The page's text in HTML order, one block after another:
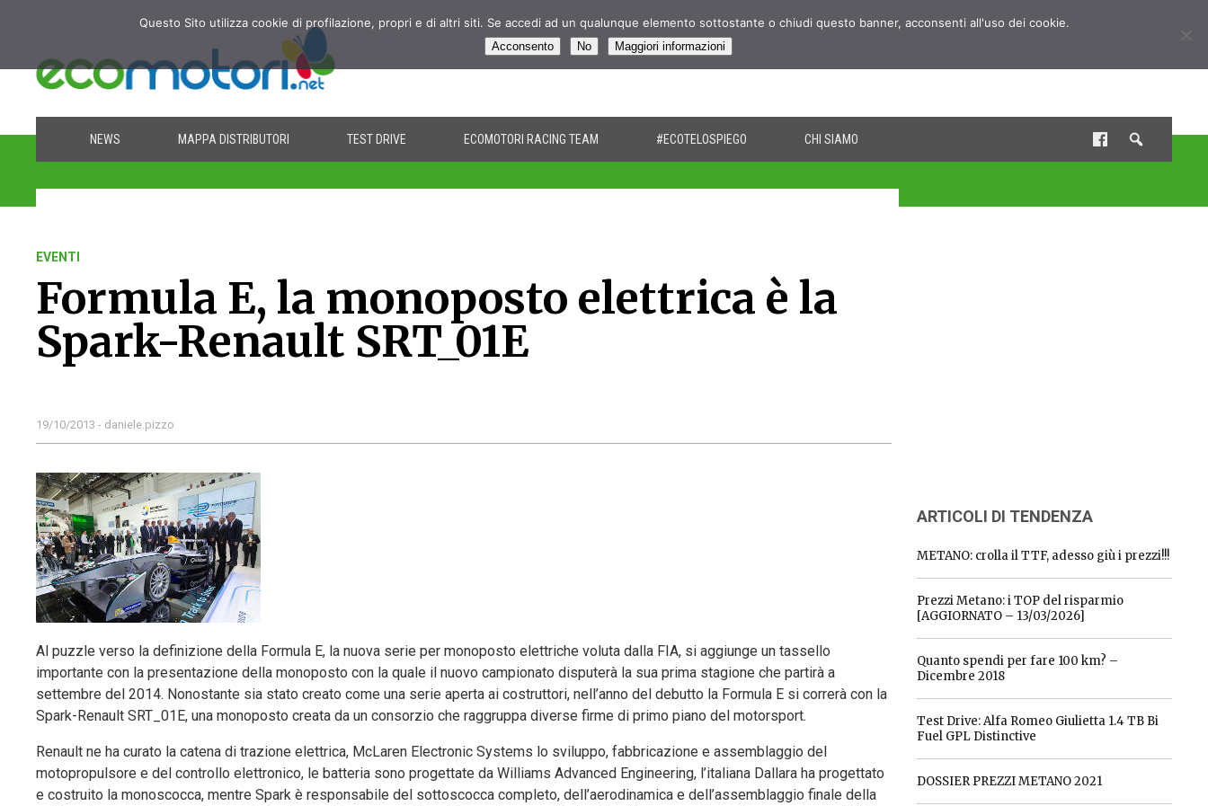
NEWS MAPPA DISTRIBUTORI TEST DRIVE ECOMOTORI RACING TEAM #ECOTELOSPIEGO CHI SIAMO
EVENTI
Formula E, la monoposto elettrica è la
Spark-Renault SRT_01E
19/10/2013 - daniele.pizzo
Al puzzle verso la definizione della Formula E, la nuova serie per monoposto elettriche voluta dalla FIA, si aggiunge un tassello
importante con la presentazione della monoposto con la quale il nuovo campionato disputerà la sua prima stagione che partirà a
settembre del 2014. Nonostante sia stato creato come una serie aperta ai costruttori, nell’anno del debutto la Formula E si correrà con la
Spark-Renault SRT_01E, una monoposto creata da un consorzio che raggruppa diverse firme di primo piano del motorsport.
Renault ne ha curato la catena di trazione elettrica, McLaren Electronic Systems lo sviluppo, fabbricazione e assemblaggio del
motopropulsore e del controllo elettronico, le batteria sono progettate da Williams Advanced Engineering, l’italiana Dallara ha progettato
e costruito la monoscocca, mentre Spark è responsabile del sottoscocca completo, dell’aerodinamica e dell’assemblaggio finale della
ARTICOLI DI TENDENZA
METANO: crolla il TTF, adesso giù i prezzi!!!
Prezzi Metano: i TOP del risparmio
[AGGIORNATO – 13/03/2026]
Quanto spendi per fare 100 km? –
Dicembre 2018
Test Drive: Alfa Romeo Giulietta 1.4 TB Bi
Fuel GPL Distinctive
DOSSIER PREZZI METANO 2021
Questo Sito utilizza cookie di profilazione, propri e di altri siti. Se accedi ad un qualunque elemento sottostante o chiudi questo banner, acconsenti all'uso dei cookie.
Acconsento No Maggiori informazioni